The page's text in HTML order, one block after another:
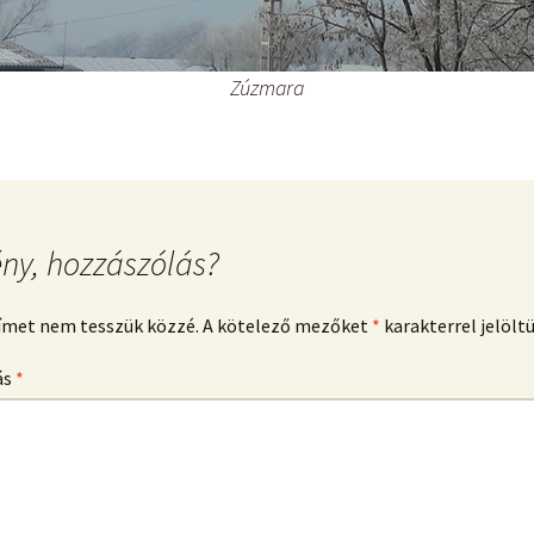
Zúzmara
hozzászólás?
nem tesszük közzé. A kötelező mezőket * karakterrel
*